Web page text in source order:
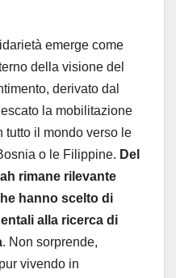
emerge come
della visione del
derivato dal
la mobilitazione
tutto il mondo verso le
o le Filippine. Del
rimane rilevante
hanno scelto di
alla ricerca di
. Non sorprende,
vivendo in